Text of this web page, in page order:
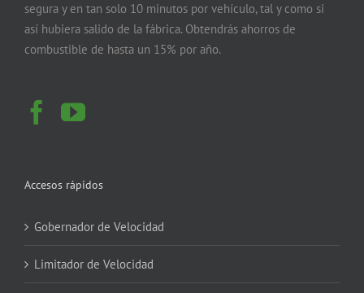
segura y en tan solo 10 minutos por vehículo, tal y como si
así hubiera salido de la fábrica. Obtendrás ahorros de
combustible de hasta un 15% por año.
Accesos rápidos
Gobernador de Velocidad
Limitador de Velocidad